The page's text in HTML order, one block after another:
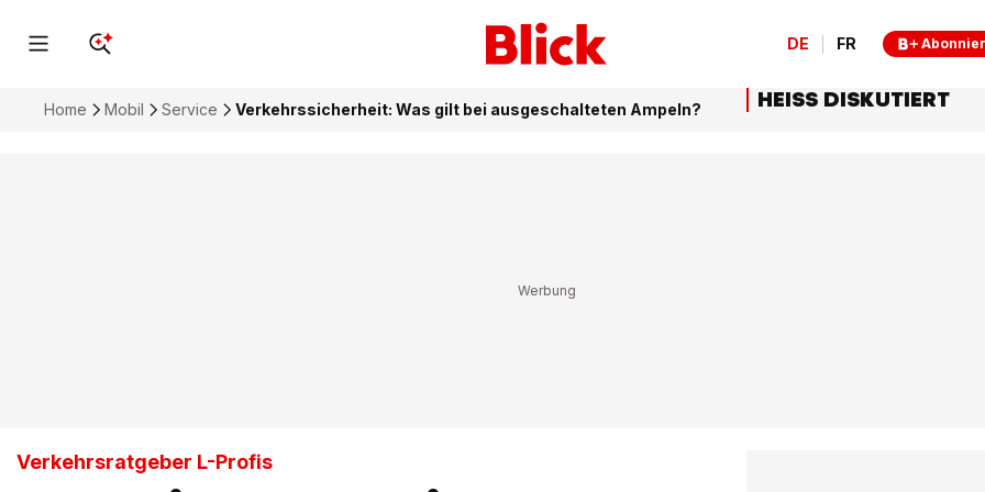
DE FR
Home Mobil Service Verkehrssicherheit: Was gilt bei ausgeschalteten Ampeln?
Verkehrsratgeber L-Profis
HEISS DISKUTIERT